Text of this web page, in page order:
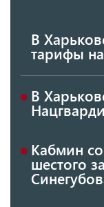
В
тарифы
В
Кабмин
шестого